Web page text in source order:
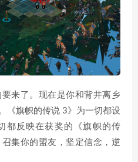
来了。现在是你和背井离乡
《旗帜的传说 3》为一切都设
都反映在获奖的《旗帜的传
集你的盟友，坚定信念，逆